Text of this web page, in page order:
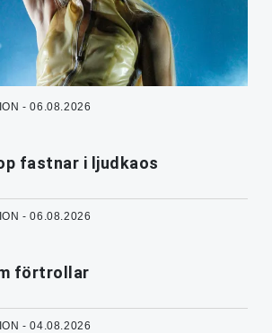
- 06.08.2026
fastnar i ljudkaos
- 06.08.2026
förtrollar
- 04.08.2026